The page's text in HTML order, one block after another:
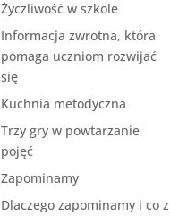
Życzliwość w szkole
Informacja zwrotna, która
pomaga uczniom rozwijać
się
Kuchnia metodyczna
Trzy gry w powtarzanie
pojęć
Zapominamy
Dlaczego zapominamy i co z